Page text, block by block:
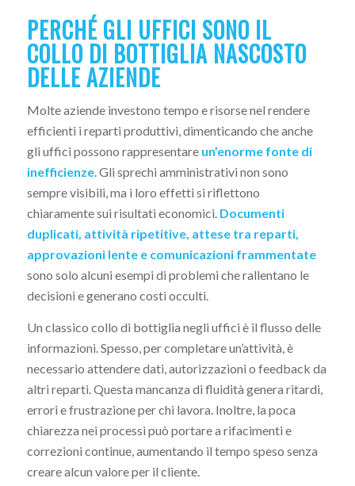
PERCHÉ GLI UFFICI SONO IL
COLLO DI BOTTIGLIA NASCOSTO
DELLE AZIENDE
Molte aziende investono tempo e risorse nel rendere
efficienti i reparti produttivi, dimenticando che anche
gli uffici possono rappresentare un’enorme fonte di
inefficienze. Gli sprechi amministrativi non sono
sempre visibili, ma i loro effetti si riflettono
chiaramente sui risultati economici. Documenti
duplicati, attività ripetitive, attese tra reparti,
approvazioni lente e comunicazioni frammentate
sono solo alcuni esempi di problemi che rallentano le
decisioni e generano costi occulti.
Un classico collo di bottiglia negli uffici è il flusso delle
informazioni. Spesso, per completare un’attività, è
necessario attendere dati, autorizzazioni o feedback da
altri reparti. Questa mancanza di fluidità genera ritardi,
errori e frustrazione per chi lavora. Inoltre, la poca
chiarezza nei processi può portare a rifacimenti e
correzioni continue, aumentando il tempo speso senza
creare alcun valore per il cliente.